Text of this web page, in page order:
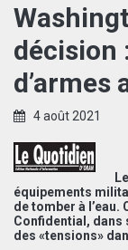
décision
d’armes
4 août 2021
équipements
de tomber à l’eau.
Confidential, dans
des «tensions»